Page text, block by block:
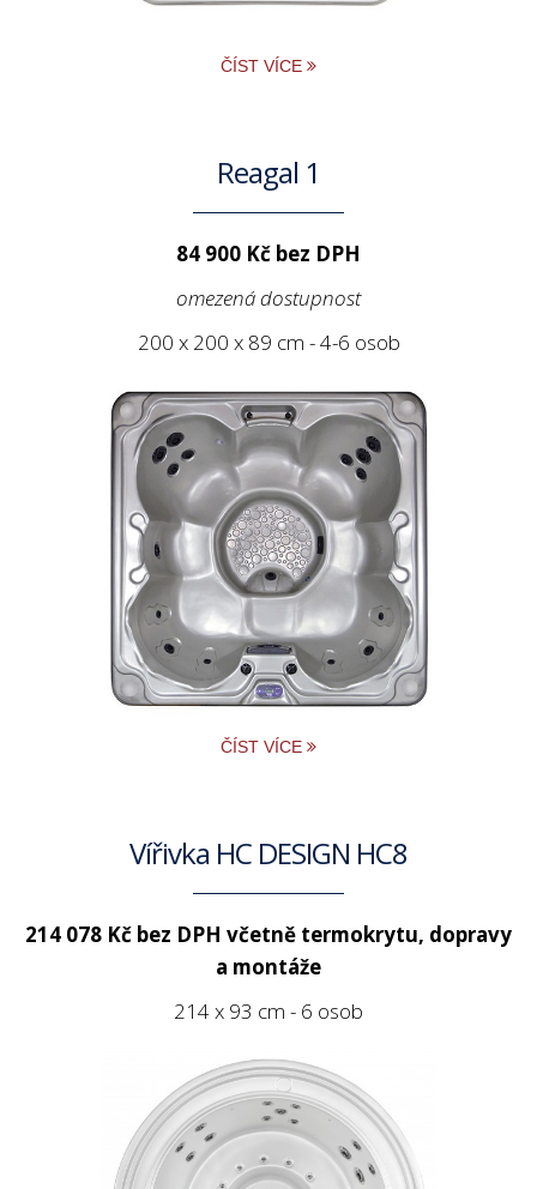
ČÍST VÍCE
Reagal 1
84 900 Kč bez DPH
omezená dostupnost
200 x 200 x 89 cm - 4-6 osob
ČÍST VÍCE
Vířivka HC DESIGN HC8
214 078 Kč bez DPH včetně termokrytu, dopravy
a montáže
214 x 93 cm - 6 osob